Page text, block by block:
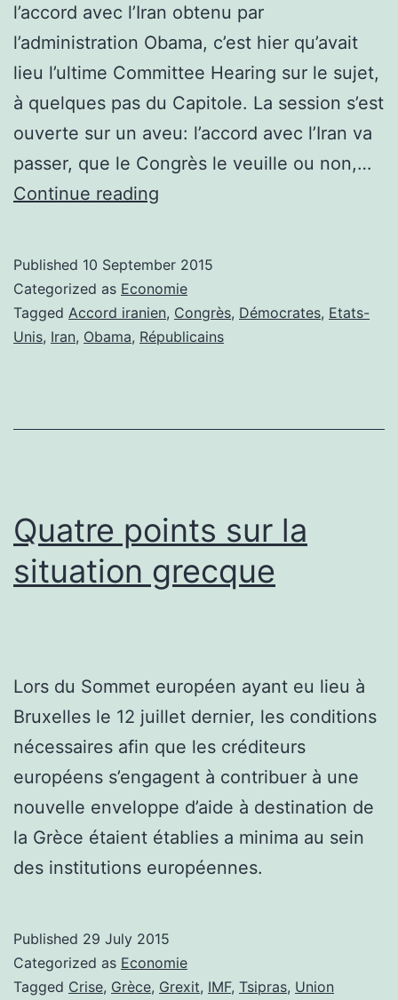
l’accord avec l’Iran obtenu par
l’administration Obama, c’est hier qu’avait
lieu l’ultime Committee Hearing sur le sujet,
à quelques pas du Capitole. La session s’est
ouverte sur un aveu: l’accord avec l’Iran va
passer, que le Congrès le veuille ou non,…
Continue reading
soubresauts
républicains
Published 10 September 2015
Categorized as Economie
Tagged Accord iranien, Congrès, Démocrates, Etats-
Unis, Iran, Obama, Républicains
Quatre points sur la
situation grecque
Lors du Sommet européen ayant eu lieu à
Bruxelles le 12 juillet dernier, les conditions
nécessaires afin que les créditeurs
européens s’engagent à contribuer à une
nouvelle enveloppe d’aide à destination de
la Grèce étaient établies a minima au sein
des institutions européennes.
Published 29 July 2015
Categorized as Economie
Tagged Crise, Grèce, Grexit, IMF, Tsipras, Union